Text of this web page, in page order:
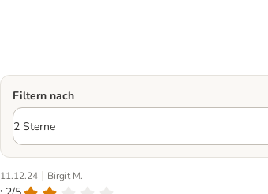
Filtern nach
11.12.24 | Birgit M.